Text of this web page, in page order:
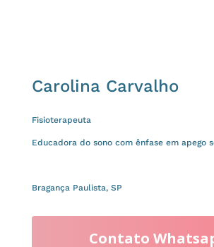
Carolina Carvalho
Fisioterapeuta
Educadora do sono com ênfase em apego
Bragança Paulista, SP
Contato